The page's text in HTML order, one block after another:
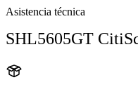
Asistencia técnica
SHL5605GT